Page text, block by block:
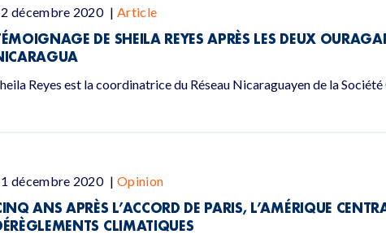
décembre 2020 | Article
DE SHEILA REYES APRÈS LES DEUX
Reyes est la coordinatrice du Réseau Nicaraguayen de la
décembre 2020 | Opinion
ANS APRÈS L’ACCORD DE PARIS, L’AMÉRIQUE
CLIMATIQUES